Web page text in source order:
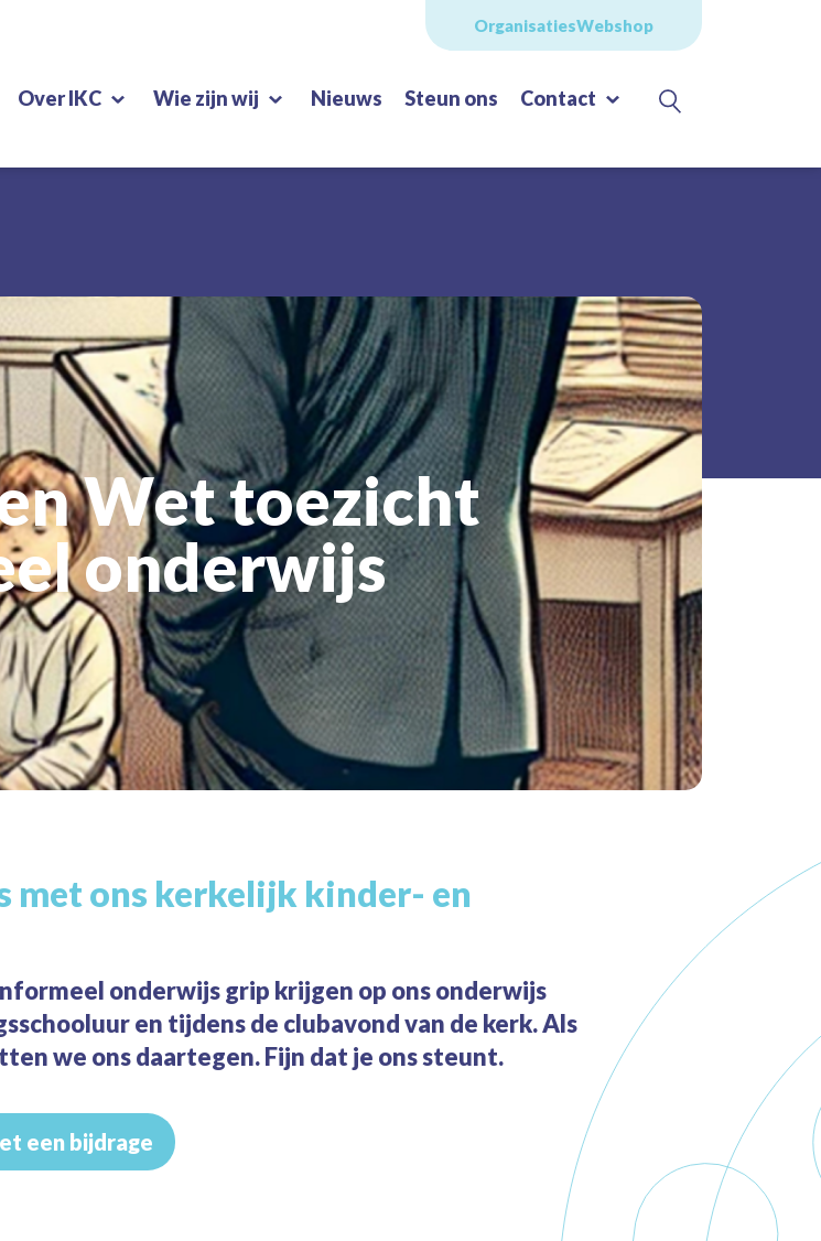
OrganisatiesWebshop
Over IKC Wie zijn wij Nieuws Steun ons Contact
Wet toezicht
onderwijs
met ons kerkelijk kinder- en
onderwijs grip krijgen op ons onderwijs
en tijdens de clubavond van de kerk. Als
we ons daartegen. Fijn dat je ons steunt.
een bijdrage